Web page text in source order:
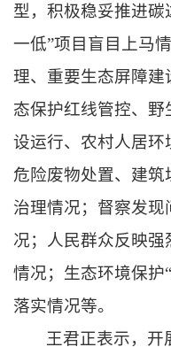
型，积极稳妥推进碳
一低”项目盲目上马
理、重要生态屏障建
态保护红线管控、
设运行、农村人居
危险废物处置、建
治理情况；督察发
况；人民群众反映
情况；生态环境保护
落实情况等。
王君正表示，开